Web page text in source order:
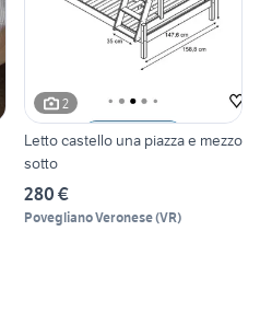
2
Letto castello una piazza e mezzo
sotto
280 €
Povegliano Veronese(VR)